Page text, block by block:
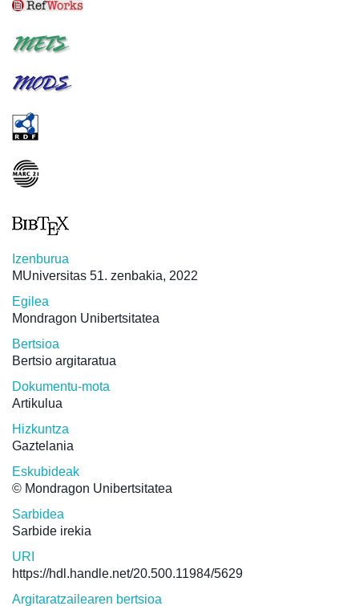
Izenburua
MUniversitas 51. zenbakia, 2022
Egilea
Mondragon Unibertsitatea
Bertsioa
Bertsio argitaratua
Dokumentu-mota
Artikulua
Hizkuntza
Gaztelania
Eskubideak
© Mondragon Unibertsitatea
Sarbidea
Sarbide irekia
URI
https://hdl.handle.net/20.500.11984/5629
Argitaratzailearen bertsioa